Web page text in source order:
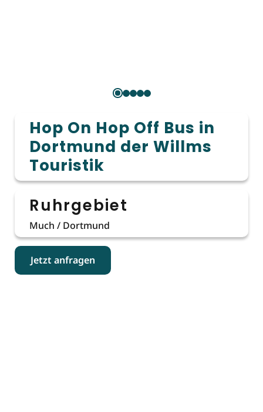
Hop On Hop Off Bus in
Dortmund der Willms
Touristik
Ruhrgebiet
Much / Dortmund
Jetzt anfragen